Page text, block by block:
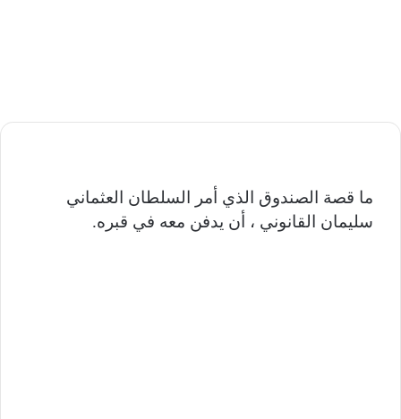
ما قصة الصندوق الذي أمر السلطان العثماني
سليمان القانوني ، أن يدفن معه في قبره.